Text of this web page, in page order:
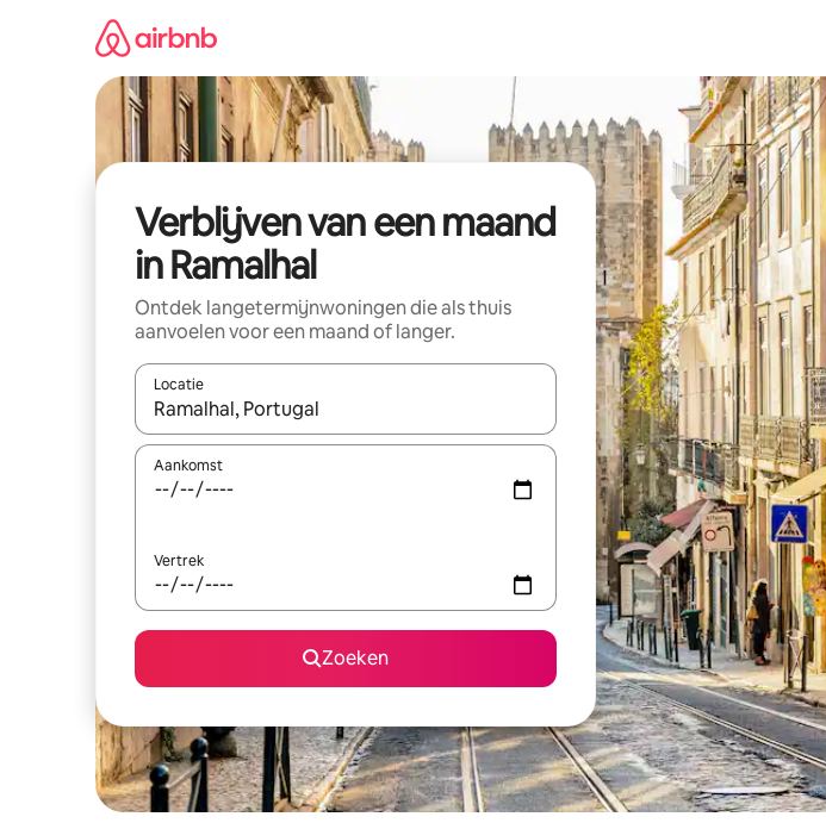
Verblijven van een maand
in Ramalhal
Ontdek langetermijnwoningen die als thuis
aanvoelen voor een maand of langer.
Locatie
Wanneer er resultaten beschikbaar zijn, maak je een keuze met je de pijltjestoetsen
Aankomst
Vertrek
Zoeken